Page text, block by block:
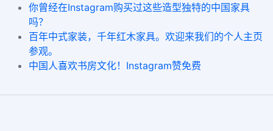
你曾经在Instagram购买过这些造型独特的中国家具
吗？
百年中式家装，千年红木家具。欢迎来我们的个人主页
参观。
中国人喜欢书房文化！Instagram赞免费